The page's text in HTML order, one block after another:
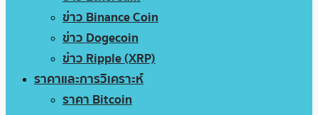
ข่าว Binance Coin
ข่าว Dogecoin
ข่าว Ripple (XRP)
ราคาและการวิเคราะห์
ราคา Bitcoin